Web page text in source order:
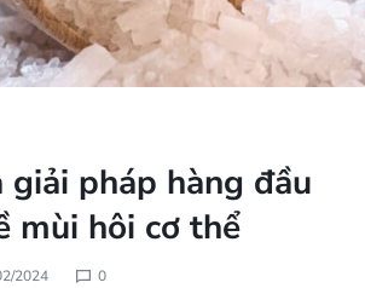
giải pháp hàng đầu
mùi hôi cơ thể
2024 0